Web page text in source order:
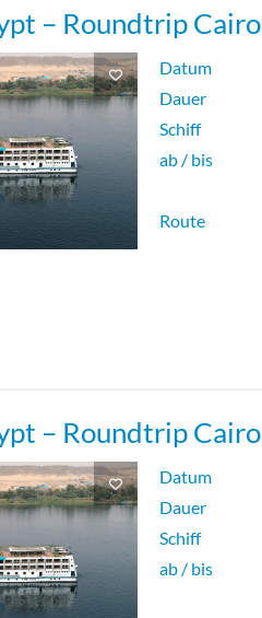
– Roundtrip Cairo
Datum
Dauer
Schiff
ab / bis
Route
– Roundtrip Cairo
Datum
Dauer
Schiff
ab / bis